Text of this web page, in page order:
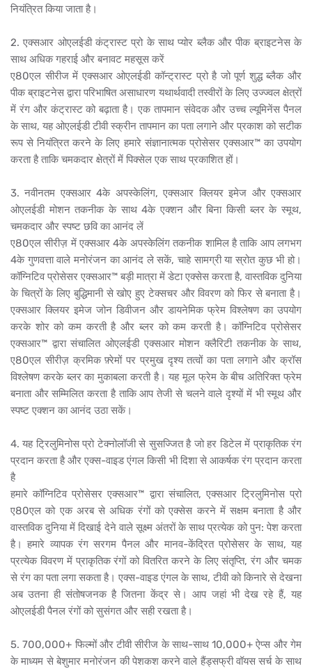
नियंत्रित किया जाता है।
2. एक्सआर ओएलईडी कंट्रास्ट प्रो के साथ प्योर ब्लैक और पीक ब्राइटनेस के
साथ अधिक गहराई और बनावट महसूस करें
ए80एल सीरीज में एक्सआर ओएलईडी कॉन्ट्रास्ट प्रो है जो पूर्ण शुद्ध ब्लैक और
पीक ब्राइटनेस द्वारा परिभाषित असाधारण यथार्थवादी तस्वीरों के लिए उज्ज्वल क्षेत्रों
में रंग और कंट्रास्ट को बढ़ाता है। एक तापमान संवेदक और उच्च ल्यूमिनेंस पैनल
के साथ, यह ओएलईडी टीवी स्क्रीन तापमान का पता लगाने और प्रकाश को सटीक
रूप से नियंत्रित करने के लिए हमारे संज्ञानात्मक प्रोसेसर एक्सआर™ का उपयोग
करता है ताकि चमकदार क्षेत्रों में पिक्सेल एक साथ प्रकाशित हों।
3. नवीनतम एक्सआर 4के अपस्केलिंग, एक्सआर क्लियर इमेज और एक्सआर
ओएलईडी मोशन तकनीक के साथ 4के एक्शन और बिना किसी ब्लर के स्मूथ,
चमकदार और स्पष्ट छवि का आनंद लें
ए80एल सीरीज़ में एक्सआर 4के अपस्केलिंग तकनीक शामिल है ताकि आप लगभग
4के गुणवत्ता वाले मनोरंजन का आनंद ले सकें, चाहे सामग्री या स्रोत कुछ भी हो।
कॉग्निटिव प्रोसेसर एक्सआर™ बड़ी मात्रा में डेटा एक्सेस करता है, वास्तविक दुनिया
के चित्रों के लिए बुद्धिमानी से खोए हुए टेक्सचर और विवरण को फिर से बनाता है।
एक्सआर क्लियर इमेज जोन डिवीजन और डायनेमिक फ्रेम विश्लेषण का उपयोग
करके शोर को कम करती है और ब्लर को कम करती है। कॉग्निटिव प्रोसेसर
एक्सआर™ द्वारा संचालित ओएलईडी एक्सआर मोशन क्लैरिटी तकनीक के साथ,
ए80एल सीरीज़ क्रमिक फ़्रेमों पर प्रमुख दृश्य तत्वों का पता लगाने और क्रॉस
विश्लेषण करके ब्लर का मुकाबला करती है। यह मूल फ्रेम के बीच अतिरिक्त फ्रेम
बनाता और सम्मिलित करता है ताकि आप तेजी से चलने वाले दृश्यों में भी स्मूथ और
स्पष्ट एक्शन का आनंद उठा सकें।
4. यह ट्रिलुमिनोस प्रो टेक्नोलॉजी से सुसज्जित है जो हर डिटेल में प्राकृतिक रंग
प्रदान करता है और एक्स-वाइड एंगल किसी भी दिशा से आकर्षक रंग प्रदान करता
है
हमारे कॉग्निटिव प्रोसेसर एक्सआर™ द्वारा संचालित, एक्सआर ट्रिलुमिनोस प्रो
ए80एल को एक अरब से अधिक रंगों को एक्सेस करने में सक्षम बनाता है और
वास्तविक दुनिया में दिखाई देने वाले सूक्ष्म अंतरों के साथ प्रत्येक को पुन: पेश करता
है। हमारे व्यापक रंग सरगम ​​पैनल और मानव-केंद्रित प्रोसेसर के साथ, यह
प्रत्येक विवरण में प्राकृतिक रंगों को वितरित करने के लिए संतृप्ति, रंग और चमक
से रंग का पता लगा सकता है। एक्स-वाइड एंगल के साथ, टीवी को किनारे से देखना
अब उतना ही संतोषजनक है जितना केंद्र से। आप जहां भी देख रहे हैं, यह
ओएलईडी पैनल रंगों को सुसंगत और सही रखता है।
5. 700,000+ फिल्मों और टीवी सीरीज के साथ-साथ 10,000+ ऐप्स और गेम
के माध्यम से बेशुमार मनोरंजन की पेशकश करने वाले हैंड्सफ्री वॉयस सर्च के साथ